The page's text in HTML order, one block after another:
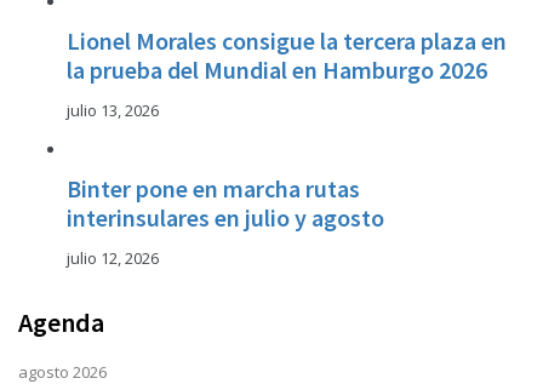
Lionel Morales consigue la tercera plaza en
la prueba del Mundial en Hamburgo 2026
julio 13, 2026
Binter pone en marcha rutas
interinsulares en julio y agosto
julio 12, 2026
Agenda
agosto 2026